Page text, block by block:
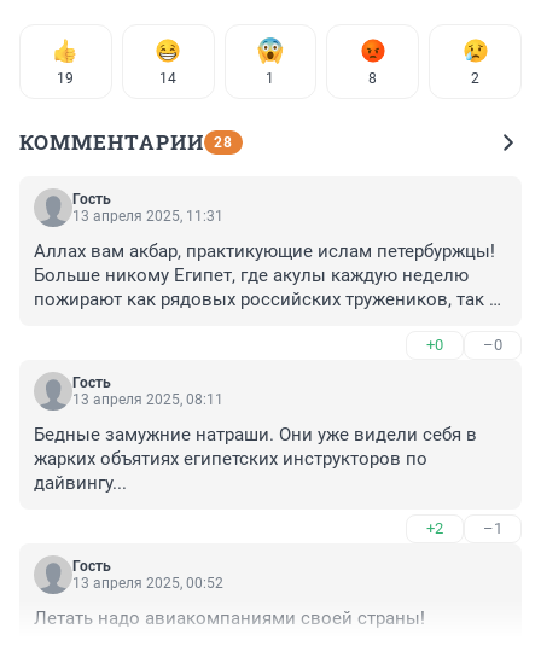
19 14 1 8 2
КОММЕНТАРИИ 28
Гость
13 апреля 2025, 11:31
Аллах вам акбар, практикующие ислам петербуржцы!
Больше никому Египет, где акулы каждую неделю
пожирают как рядовых российских тружеников, так и
+0 –0
Гость
13 апреля 2025, 08:11
Бедные замужние натраши. Они уже видели себя в
жарких объятиях египетских инструкторов по
дайвингу...
+2 –1
Гость
13 апреля 2025, 00:52
Летать надо авиакомпаниями своей страны!